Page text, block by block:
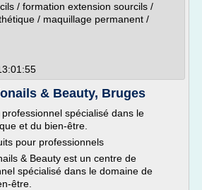
/ formation extension sourcils /
/ maquillage permanent /
& Beauty, Bruges
spécialisé dans le
et du bien-être.
pour professionnels
& Beauty est un centre de
spécialisé dans le domaine de
être.